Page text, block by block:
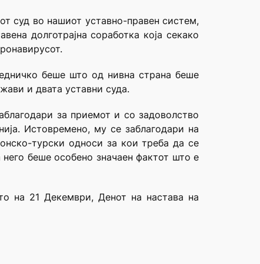
суд во нашиот уставно-правен систем,
долготрајна соработка која секако
беше што од нивна страна беше
и двата уставни суда.
за приемот и со задоволство
Истовремено, му се заблагодари на
турски односи за кои треба да се
него беше особено значаен фактот што е
на 21 Декември, Денот на настава на